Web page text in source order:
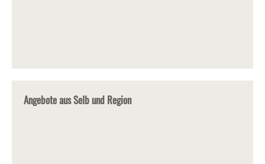
Angebote aus Selb und Region